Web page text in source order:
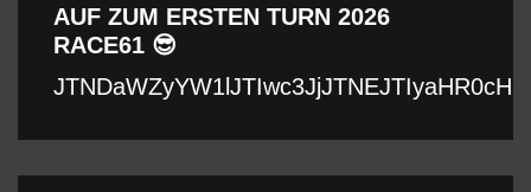
AUF ZUM ERSTEN TURN 2026
RACE61 😎